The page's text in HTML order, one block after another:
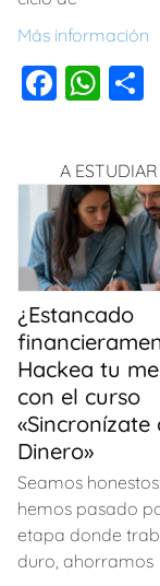
Más información
F
e
b
o
o
k
W
at
s
A
p
p
A
¿Estancado
Hackea tu
con el curso
«Sincronízate
Dinero»
Seamos
hemos pasado
etapa donde
duro, ahorramos